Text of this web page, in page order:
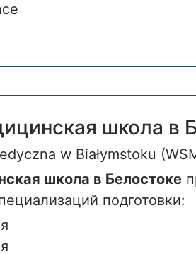
школа в
w Białymstoku
школа в Белостоке
подготовки: